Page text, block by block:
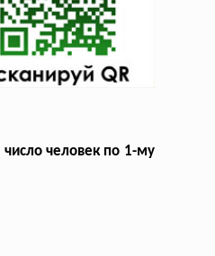
число человек по 1-му